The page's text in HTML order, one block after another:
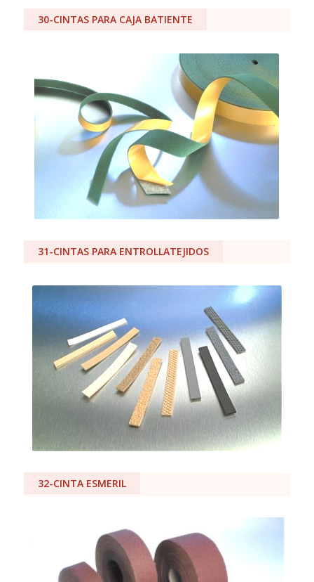
30-CINTAS PARA CAJA BATIENTE
31-CINTAS PARA ENTROLLATEJIDOS
32-CINTA ESMERIL